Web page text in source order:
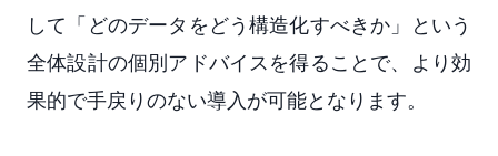
して「どのデータをどう構造化すべきか」という
全体設計の個別アドバイスを得ることで、より効
果的で手戻りのない導入が可能となります。